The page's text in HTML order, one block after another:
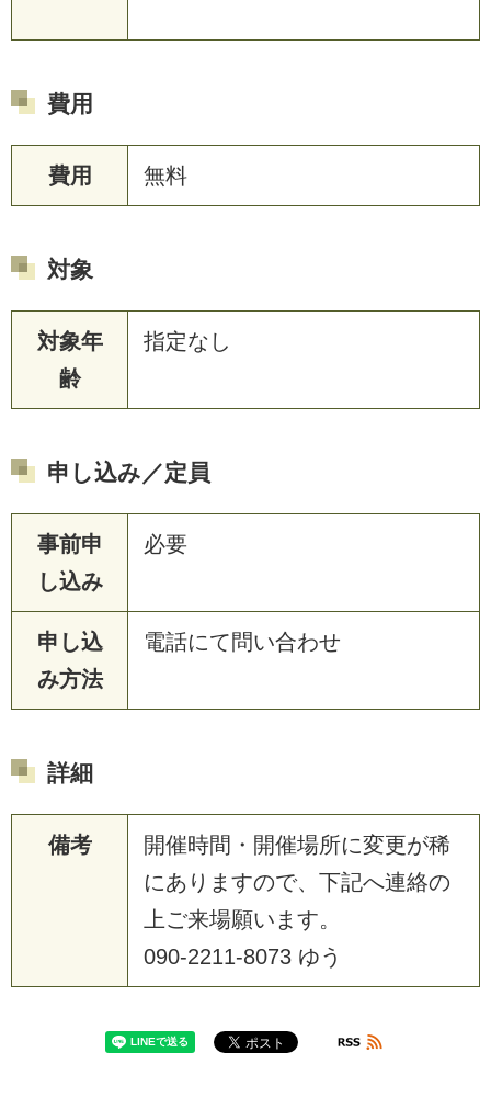
費用
費用 無料
対象
対象年
齢
指定なし
申し込み／定員
事前申
し込み
必要
申し込
み方法
電話にて問い合わせ
詳細
備考
開催時間・開催場所に変更が稀
にありますので、下記へ連絡の
上ご来場願います。
090-2211-8073 ゆう